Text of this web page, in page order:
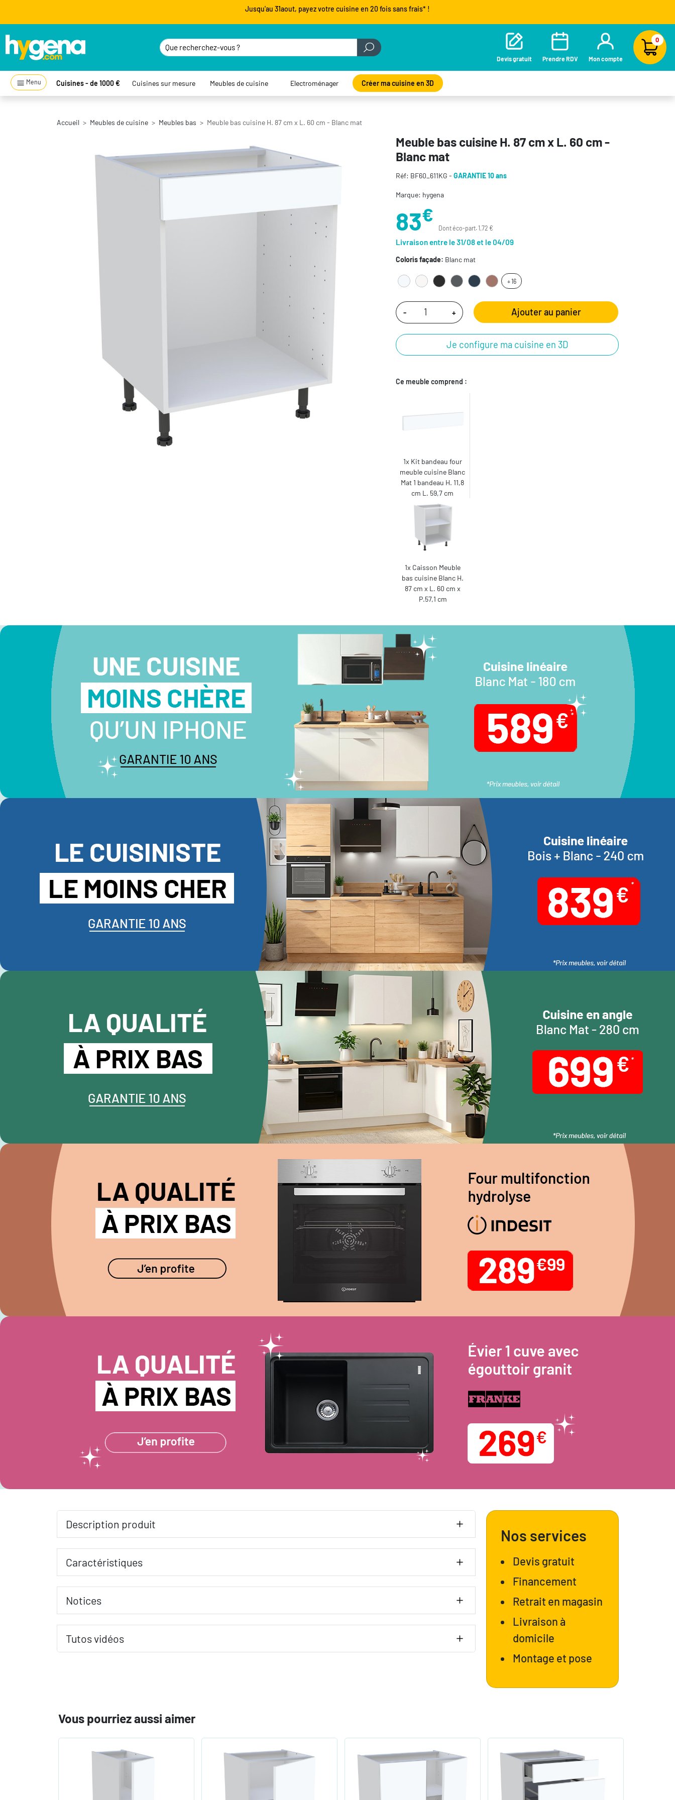
Jusqu'au 31aout, payez votre cuisine en 20 fois sans frais* !
Devis gratuit Prendre RDV Mon compte
0
Menu Cuisines - de 1000 € Cuisines sur mesure Meubles de cuisine Electroménager Créer ma cuisine en 3D
Accueil Meubles de cuisine Meubles bas Meuble bas cuisine H. 87 cm x L. 60 cm - Blanc mat
Meuble bas cuisine H. 87 cm x L. 60 cm -
Blanc mat
Réf: BF60_611KG - GARANTIE 10 ans
Marque: hygena
83€
Dont éco-part. 1,72 €
Livraison entre le 31/08 et le 04/09
Coloris façade: Blanc mat
+ 16
- + Ajouter au panier
Je configure ma cuisine en 3D
Ce meuble comprend :
1x Kit bandeau four
meuble cuisine Blanc
Mat 1 bandeau H. 11,8
cm L. 59,7 cm
1x Caisson Meuble
bas cuisine Blanc H.
87 cm x L. 60 cm x
P.57,1 cm
Description produit
Caractéristiques
Notices
Tutos vidéos
Nos services
Devis gratuit
Financement
Retrait en magasin
Livraison à
domicile
Montage et pose
Vous pourriez aussi aimer